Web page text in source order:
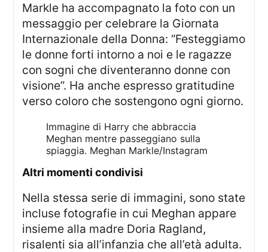
Markle ha accompagnato la foto con un
messaggio per celebrare la Giornata
Internazionale della Donna: “Festeggiamo
le donne forti intorno a noi e le ragazze
con sogni che diventeranno donne con
visione”. Ha anche espresso gratitudine
verso coloro che sostengono ogni giorno.
Immagine di Harry che abbraccia
Meghan mentre passeggiano sulla
spiaggia. Meghan Markle/Instagram
altri momenti condivisi
Nella stessa serie di immagini, sono state
incluse fotografie in cui Meghan appare
insieme alla madre Doria Ragland,
risalenti sia all’infanzia che all’età adulta.